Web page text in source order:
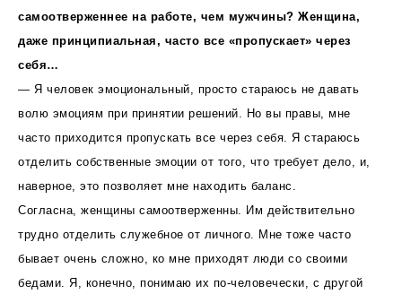
самоотверженнее на работе, чем мужчины? Женщина,
даже принципиальная, часто все «пропускает» через
себя…
— Я человек эмоциональный, просто стараюсь не давать
волю эмоциям при принятии решений. Но вы правы, мне
часто приходится пропускать все через себя. Я стараюсь
отделить собственные эмоции от того, что требует дело, и,
наверное, это позволяет мне находить баланс.
Согласна, женщины самоотверженны. Им действительно
трудно отделить служебное от личного. Мне тоже часто
бывает очень сложно, ко мне приходят люди со своими
бедами. Я, конечно, понимаю их по-человечески, с другой